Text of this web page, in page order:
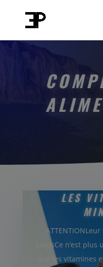
LES
corpsCe n’est
que les vitamines